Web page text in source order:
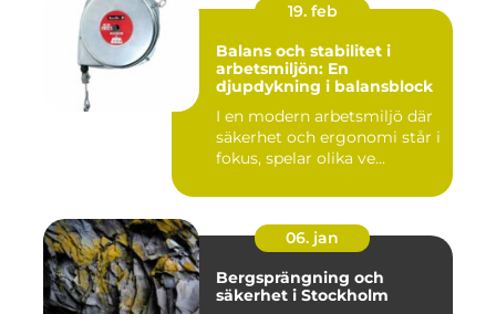
19. feb
Balans och stabilitet i
arbetsmiljön: En
djupdykning i balansblock
I en modern arbetsmiljö där
säkerhet och ergonomi står i
fokus, spelar olika ve...
06. jan
Bergsprängning och
säkerhet i Stockholm